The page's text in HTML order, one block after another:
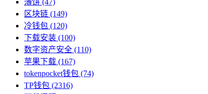
区块链 (149)
冷钱包 (120)
下载安装 (100)
数字资产安全 (110)
苹果下载 (167)
tokenpocket钱包 (74)
TP钱包 (2316)